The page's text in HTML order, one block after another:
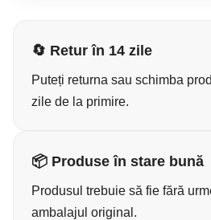
🔄 Retur în 14 zile
Puteți returna sau schimba
zile de la primire.
📦 Produse în stare bună
Produsul trebuie să fie fără
ambalajul original.